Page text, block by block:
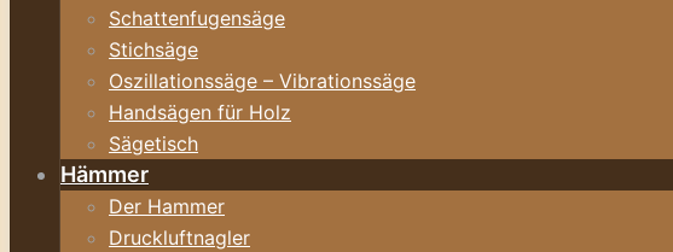
Schattenfugensäge
Stichsäge
Oszillationssäge – Vibrationssäge
Handsägen für Holz
Sägetisch
Hämmer
Der Hammer
Druckluftnagler